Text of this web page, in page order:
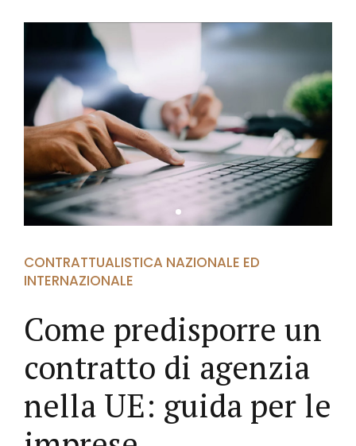
CONTRATTUALISTICA NAZIONALE ED
INTERNAZIONALE
Come predisporre un
contratto di agenzia
nella UE: guida per le